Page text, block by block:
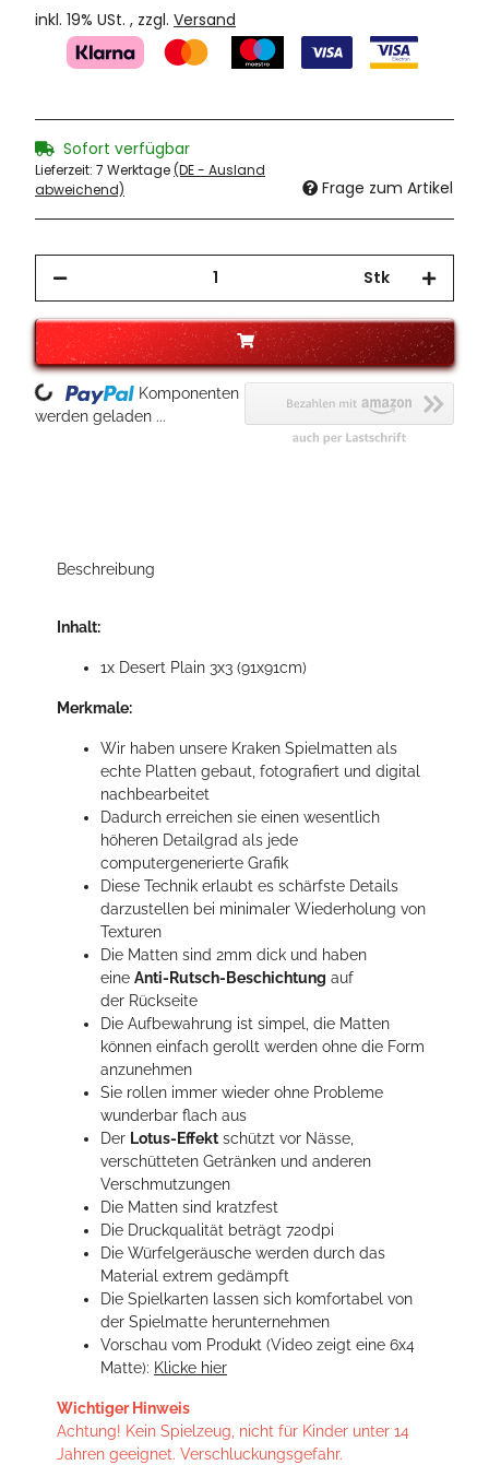
inkl. 19% USt. , zzgl. Versand
Sofort verfügbar
Lieferzeit: 7 Werktage(DE - Ausland
abweichend)
Frage zum Artikel
Stk
Komponenten
werden geladen ...
Beschreibung
Inhalt:
1x Desert Plain 3x3 (91x91cm)
Merkmale:
Wir haben unsere Kraken Spielmatten als
echte Platten gebaut, fotografiert und digital
nachbearbeitet
Dadurch erreichen sie einen wesentlich
höheren Detailgrad als jede
computergenerierte Grafik
Diese Technik erlaubt es schärfste Details
darzustellen bei minimaler Wiederholung von
Texturen
Die Matten sind 2mm dick und haben
eine Anti-Rutsch-Beschichtung auf
der Rückseite
Die Aufbewahrung ist simpel, die Matten
können einfach gerollt werden ohne die Form
anzunehmen
Sie rollen immer wieder ohne Probleme
wunderbar flach aus
Der Lotus-Effekt schützt vor Nässe,
verschütteten Getränken und anderen
Verschmutzungen
Die Matten sind kratzfest
Die Druckqualität beträgt 720dpi
Die Würfelgeräusche werden durch das
Material extrem gedämpft
Die Spielkarten lassen sich komfortabel von
der Spielmatte herunternehmen
Vorschau vom Produkt (Video zeigt eine 6x4
Matte): Klicke hier
Wichtiger Hinweis
Achtung! Kein Spielzeug, nicht für Kinder unter 14
Jahren geeignet. Verschluckungsgefahr.